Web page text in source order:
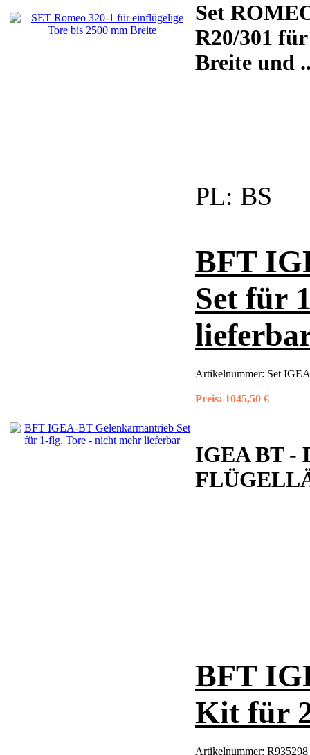
Set
R20/301
Breite und
PL: BS
BFT
Set für
Artikelnummer: Set
Preis: 1045,50 €
IGEA BT -
BFT
Kit für
Artikelnummer: